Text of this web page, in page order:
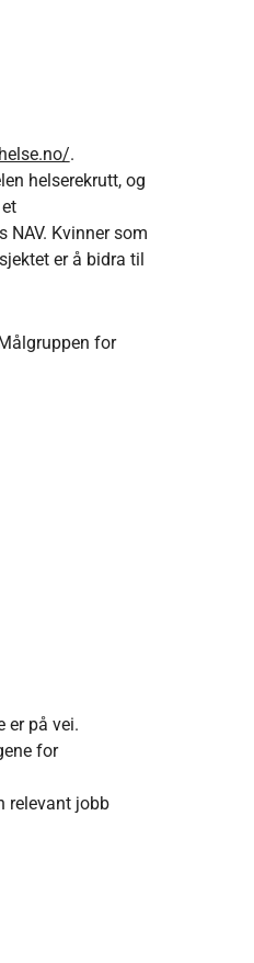
.
helserekrutt, og
Kvinner som
er å bidra til
for
er på vei.
for
relevant jobb